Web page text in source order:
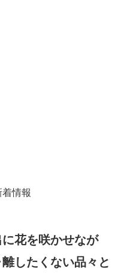
着情報
花を咲かせなが
したくない品々と